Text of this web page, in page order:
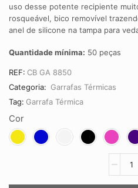
uso desse potente recipiente
rosqueável, bico removível
anel de silicone na tampa para
Quantidade mínima: 50 peças
REF: CB GA 8850
Categoria: Garrafas Térmicas
Tag: Garrafa Térmica
Cor
Térmica